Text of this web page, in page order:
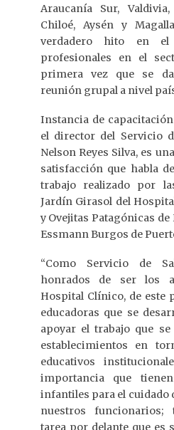
Araucanía Sur,
Chiloé, Aysén y
verdadero hito en
profesionales en el
primera vez que se
reunión grupal a nivel
Instancia de
el director del Servicio
Nelson Reyes Silva, es
satisfacción que habla
trabajo realizado por
Jardín Girasol del
y Ovejitas Patagónicas
Essmann Burgos de
“Como Servicio de
honrados de ser los
Hospital Clínico, de este
educadoras que se
apoyar el trabajo que
establecimientos en
educativos
importancia que
infantiles para el cuidado
nuestros funcionarios;
tarea por delante que es